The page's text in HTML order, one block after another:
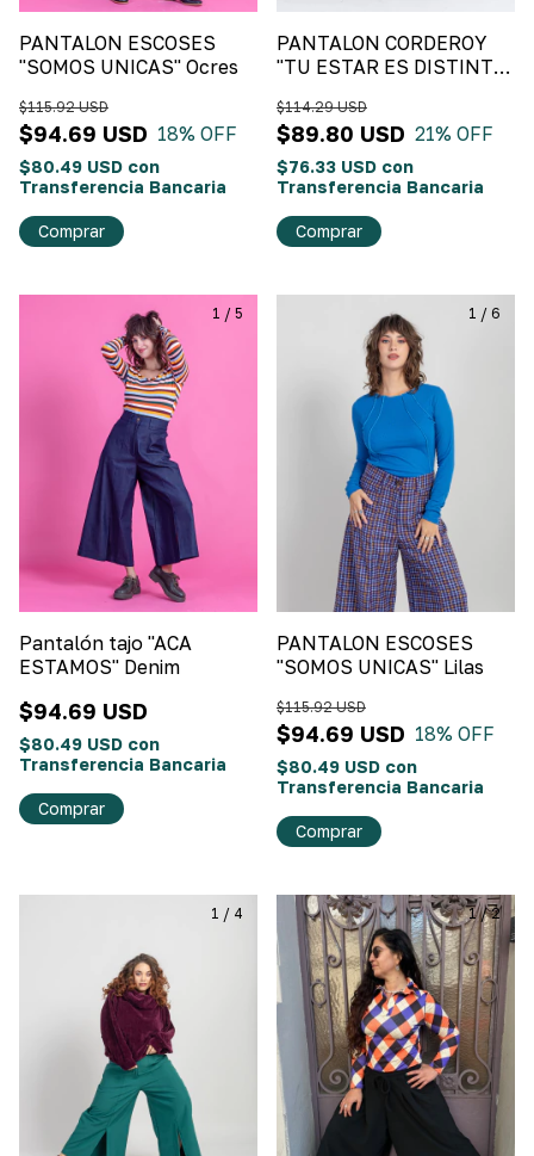
PANTALON ESCOSES
"SOMOS UNICAS" Ocres
$94.69 USD
$115.92 USD
18% OFF
$80.49 USD con
Transferencia Bancaria
Comprar
PANTALON CORDEROY
"TU ESTAR ES DISTINTO"
$89.80 USD
$114.29 USD
21% OFF
$76.33 USD con
Transferencia Bancaria
Comprar
1 / 5
Pantalón tajo "ACA
ESTAMOS" Denim
$94.69 USD
$80.49 USD con
Transferencia Bancaria
Comprar
1 / 6
PANTALON ESCOSES
"SOMOS UNICAS" Lilas
$94.69 USD
$115.92 USD
18% OFF
$80.49 USD con
Transferencia Bancaria
Comprar
1 / 4 1/2